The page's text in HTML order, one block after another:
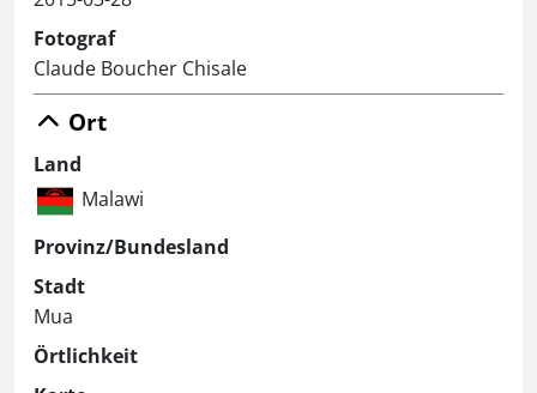
Fotograf
Claude Boucher Chisale
Ort
Land
Malawi
Provinz/Bundesland
Stadt
Mua
Örtlichkeit